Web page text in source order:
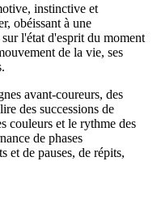
instinctive et
obéissant à une
l'état d'esprit du moment
de la vie, ses
avant-coureurs, des
des successions de
couleurs et le rythme des
de phases
et de pauses, de répits,